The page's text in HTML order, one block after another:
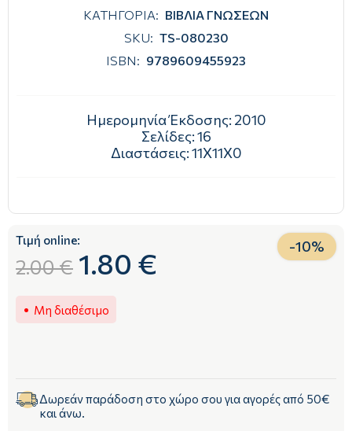
ΚΑΤΗΓΟΡΙΑ: ΒΙΒΛΙΑ ΓΝΩΣΕΩΝ
SKU: TS-080230
ISBN: 9789609455923
Ημερομηνία Έκδοσης: 2010
Σελίδες:16
Διαστάσεις:11Χ11Χ0
Τιμή online:
2.00 € 1.80 € -10%
Μη διαθέσιμο
Δωρεάν παράδοση στο χώρο σου για αγορές από 50€
και άνω.